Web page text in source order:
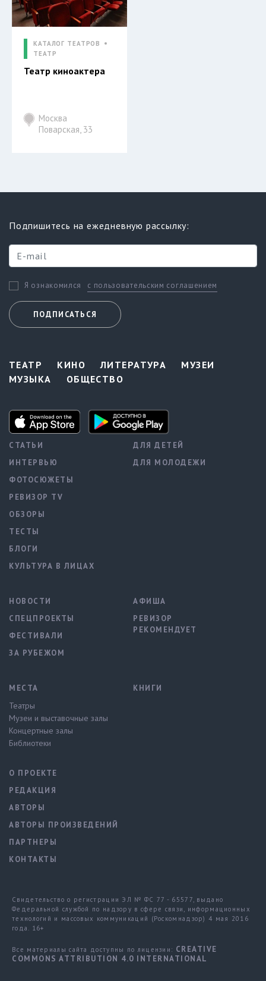
КАТАЛОГ ТЕАТРОВ
ТЕАТР
Театр киноактера
Москва
Поварская, 33
Подпишитесь на ежедневную рассылку:
Я ознакомился с пользовательским соглашением
ПОДПИСАТЬСЯ
ТЕАТР КИНО ЛИТЕРАТУРА
МУЗЕИ
МУЗЫКА
ОБЩЕСТВО
СТАТЬИ
ИНТЕРВЬЮ
ФОТОСЮЖЕТЫ
РЕВИЗОР TV
ОБЗОРЫ
ТЕСТЫ
БЛОГИ
КУЛЬТУРА В ЛИЦАХ
ДЛЯ ДЕТЕЙ
ДЛЯ МОЛОДЕЖИ
НОВОСТИ
СПЕЦПРОЕКТЫ
ФЕСТИВАЛИ
ЗА РУБЕЖОМ
АФИША
РЕВИЗОР
РЕКОМЕНДУЕТ
МЕСТА
Театры
Музеи и выставочные залы
Концертные залы
Библиотеки
КНИГИ
О ПРОЕКТЕ
РЕДАКЦИЯ
АВТОРЫ
АВТОРЫ ПРОИЗВЕДЕНИЙ
ПАРТНЕРЫ
КОНТАКТЫ
Свидетельство о регистрации ЭЛ № ФС 77 - 65577, выдано
Федеральной службой по надзору в сфере связи, информационных
технологий и массовых коммуникаций (Роскомнадзор) 4 мая 2016
года. 16+
Все материалы сайта доступны по лицензии: CREATIVE
COMMONS ATTRIBUTION 4.0 INTERNATIONAL